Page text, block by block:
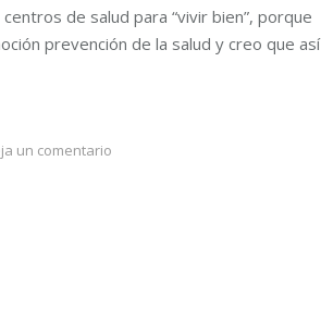
de salud para “vivir bien”, porque
prevención de la salud y creo que así
un comentario